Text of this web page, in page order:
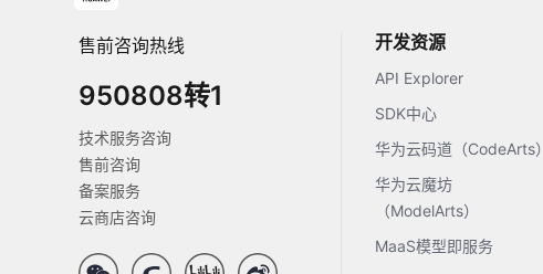
售前咨询热线
950808转1
技术服务咨询
售前咨询
备案服务
云商店咨询
开发资源
API Explorer
SDK中心
华为云码道（CodeArts）
华为云魔坊
（ModelArts）
MaaS模型即服务